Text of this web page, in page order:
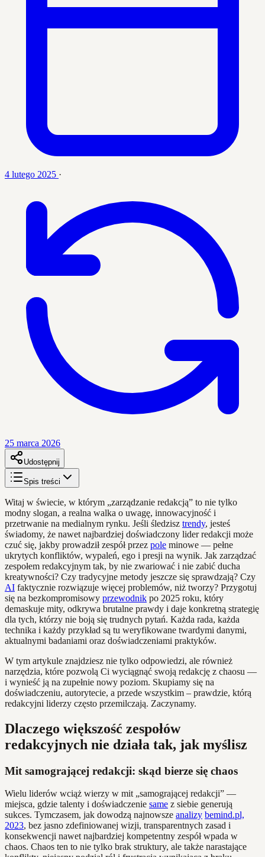
4 lutego 2025 ·
25 marca 2026
Udostępnij
Spis treści
Witaj w świecie, w którym „zarządzanie redakcją” to nie tylko
modny slogan, a realna walka o uwagę, innowacyjność i
przetrwanie na medialnym rynku. Jeśli śledzisz trendy, jesteś
świadomy, że nawet najbardziej doświadczony lider redakcji może
czuć się, jakby prowadził zespół przez pole minowe — pełne
ukrytych konfliktów, wypaleń, ego i presji na wynik. Jak zarządzać
zespołem redakcyjnym tak, by nie zwariować i nie zabić ducha
kreatywności? Czy tradycyjne metody jeszcze się sprawdzają? Czy
AI faktycznie rozwiązuje więcej problemów, niż tworzy? Przygotuj
się na bezkompromisowy przewodnik po 2025 roku, który
demaskuje mity, odkrywa brutalne prawdy i daje konkretną strategię
dla tych, którzy nie boją się trudnych pytań. Każda rada, każda
technika i każdy przykład są tu weryfikowane twardymi danymi,
aktualnymi badaniami oraz doświadczeniami praktyków.
W tym artykule znajdziesz nie tylko odpowiedzi, ale również
narzędzia, które pozwolą Ci wyciągnąć swoją redakcję z chaosu —
i wynieść ją na zupełnie nowy poziom. Skupiamy się na
doświadczeniu, autorytecie, a przede wszystkim – prawdzie, którą
redakcyjni liderzy często przemilczają. Zaczynamy.
Dlaczego większość zespołów
redakcyjnych nie działa tak, jak myślisz
Mit samogrającej redakcji: skąd bierze się chaos
Wielu liderów wciąż wierzy w mit „samogrającej redakcji” —
miejsca, gdzie talenty i doświadczenie same z siebie generują
sukces. Tymczasem, jak dowodzą najnowsze analizy bemind.pl,
2023, bez jasno zdefiniowanej wizji, transparentnych zasad i
konsekwencji nawet najbardziej kompetentny zespół wpada w
chaos. Chaos ten to nie tylko brak struktury, ale także narastające